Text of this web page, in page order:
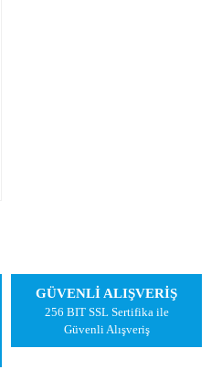
GÜVENLİ ALIŞVERİŞ
256 BIT SSL Sertifika ile
Güvenli Alışveriş